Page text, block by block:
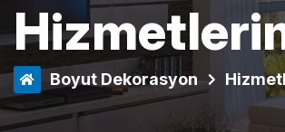
Boyut Dekorasyon